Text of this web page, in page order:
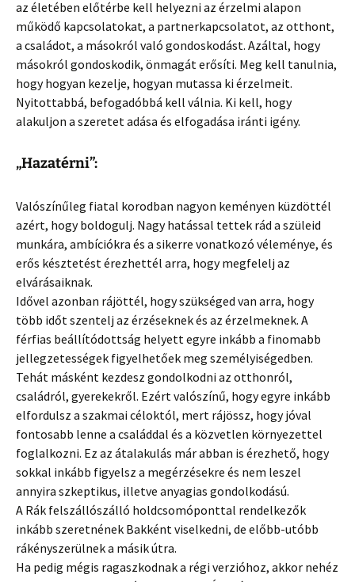
az életében előtérbe kell helyezni az érzelmi alapon
működő kapcsolatokat, a partnerkapcsolatot, az otthont,
a családot, a másokról való gondoskodást. Azáltal, hogy
másokról gondoskodik, önmagát erősíti. Meg kell tanulnia,
hogy hogyan kezelje, hogyan mutassa ki érzelmeit.
Nyitottabbá, befogadóbbá kell válnia. Ki kell, hogy
alakuljon a szeretet adása és elfogadása iránti igény.
„Hazatérni”:
Valószínűleg fiatal korodban nagyon keményen küzdöttél
azért, hogy boldogulj. Nagy hatással tettek rád a szüleid
munkára, ambíciókra és a sikerre vonatkozó véleménye, és
erős késztetést érezhettél arra, hogy megfelelj az
elvárásaiknak.
Idővel azonban rájöttél, hogy szükséged van arra, hogy
több időt szentelj az érzéseknek és az érzelmeknek. A
férfias beállítódottság helyett egyre inkább a finomabb
jellegzetességek figyelhetőek meg személyiségedben.
Tehát másként kezdesz gondolkodni az otthonról,
családról, gyerekekről. Ezért valószínű, hogy egyre inkább
elfordulsz a szakmai céloktól, mert rájössz, hogy jóval
fontosabb lenne a családdal és a közvetlen környezettel
foglalkozni. Ez az átalakulás már abban is érezhető, hogy
sokkal inkább figyelsz a megérzésekre és nem leszel
annyira szkeptikus, illetve anyagias gondolkodású.
A Rák felszállószálló holdcsomóponttal rendelkezők
inkább szeretnének Bakként viselkedni, de előbb-utóbb
rákényszerülnek a másik útra.
Ha pedig mégis ragaszkodnak a régi verzióhoz, akkor nehéz